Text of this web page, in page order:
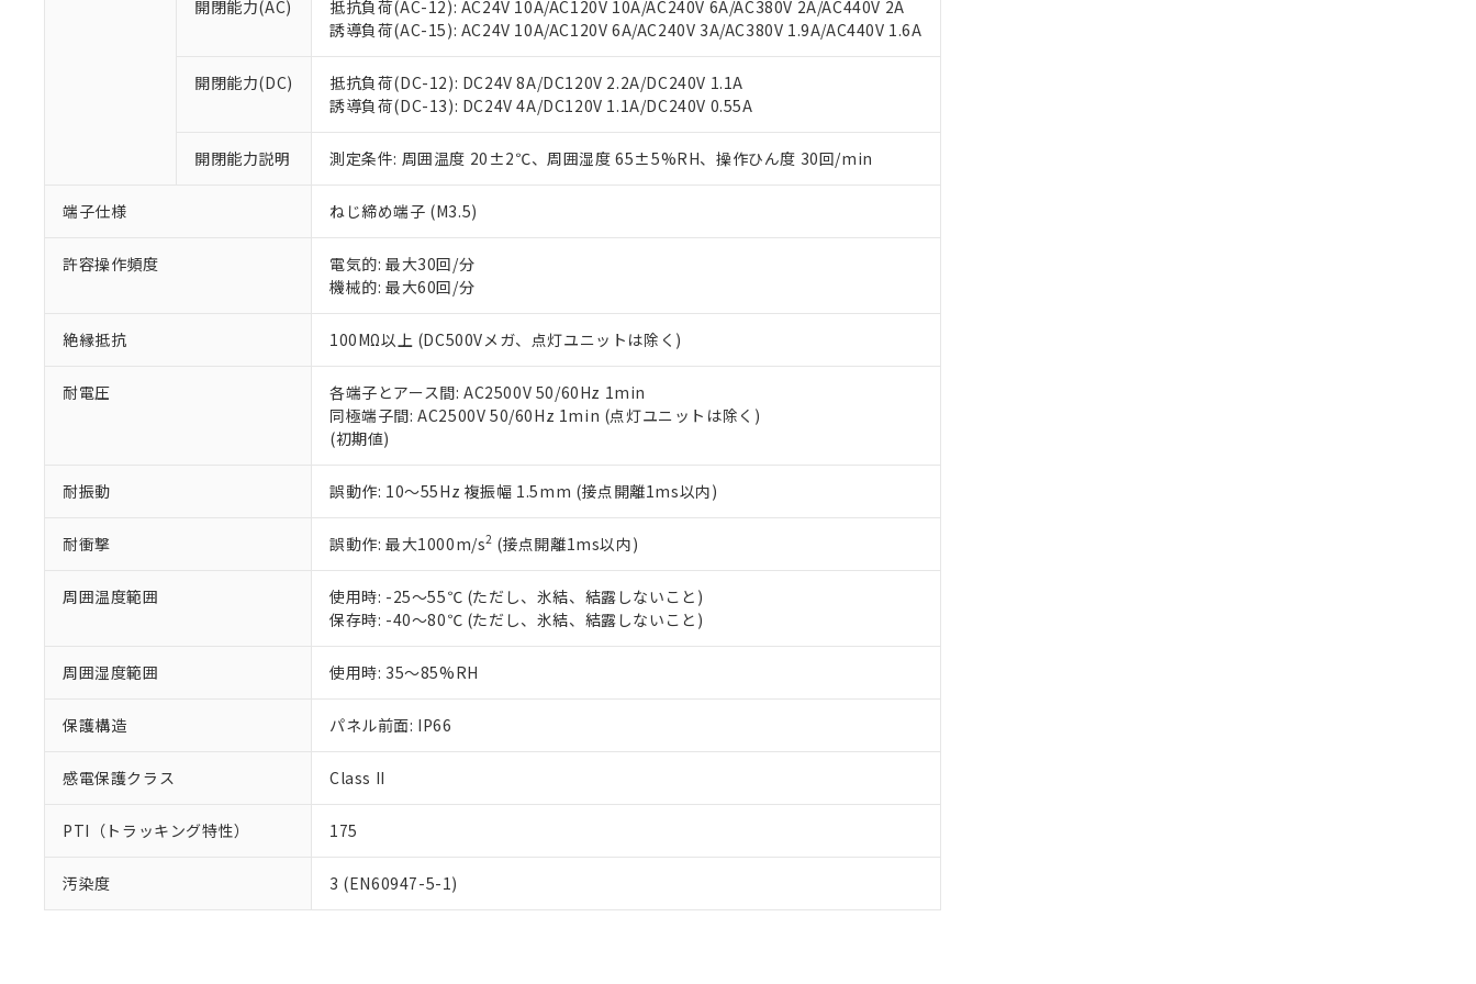
開閉能力(AC)
抵抗負荷(AC-12): AC24V 10A/AC120V 10A/AC240V 6A/AC380V 2A/AC440V 2A
誘導負荷(AC-15): AC24V 10A/AC120V 6A/AC240V 3A/AC380V 1.9A/AC440V 1.6A
開閉能力(DC)
抵抗負荷(DC-12): DC24V 8A/DC120V 2.2A/DC240V 1.1A
誘導負荷(DC-13): DC24V 4A/DC120V 1.1A/DC240V 0.55A
開閉能力説明 測定条件: 周囲温度 20±2℃、周囲湿度 65±5%RH、操作ひん度 30回/min
端子仕様 ねじ締め端子 (M3.5)
許容操作頻度
電気的: 最大30回/分
機械的: 最大60回/分
絶縁抵抗 100MΩ以上 (DC500Vメガ、点灯ユニットは除く)
耐電圧
各端子とアース間: AC2500V 50/60Hz 1min
同極端子間: AC2500V 50/60Hz 1min (点灯ユニットは除く)
(初期値)
耐振動 誤動作: 10～55Hz 複振幅 1.5mm (接点開離1ms以内)
耐衝撃 誤動作: 最大1000m/s2 (接点開離1ms以内)
周囲温度範囲
使用時: -25～55℃ (ただし、氷結、結露しないこと)
保存時: -40～80℃ (ただし、氷結、結露しないこと)
周囲湿度範囲 使用時: 35～85%RH
保護構造 パネル前面: IP66
感電保護クラス Class II
PTI（トラッキング特性） 175
汚染度 3 (EN60947-5-1)
お客様が当ウェブサイト上で当社にご登録された部品リストについて、当社および当社の共同利用者
が、当社の製品・サービスに関するお客様との取引・商談に必要な範囲で利用することをご了承くだ
さい。
※当社の共同利用者とは、"個人情報の共同利用に関して"
いる法人を指します。
※3 非含有証明書ダウンロード
下記の非含有証明書をダウンロードすることができます。
EU RoHS指令（10物質）の非含有証明書
51物質の非含有証明書（当社基準）
※本証明書は発行日時点で非含有を証明するもので、過去に遡って非含有を証明するものではありません。
また、RoHS指令のフタル酸エステル類４物質の対応では、対応完了までの期間は出荷製品に未対応品が
既に当社にて対応品への在庫切替を完了していることから、特段のことがない限り、2022年1月12日よ
り割愛しております。
「－」：未確認です。当社販売部門へお問い合わせください。
合意する キャンセル
白